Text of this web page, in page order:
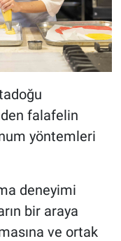
falafelin
yöntemleri
deneyimi
bir araya
ve ortak